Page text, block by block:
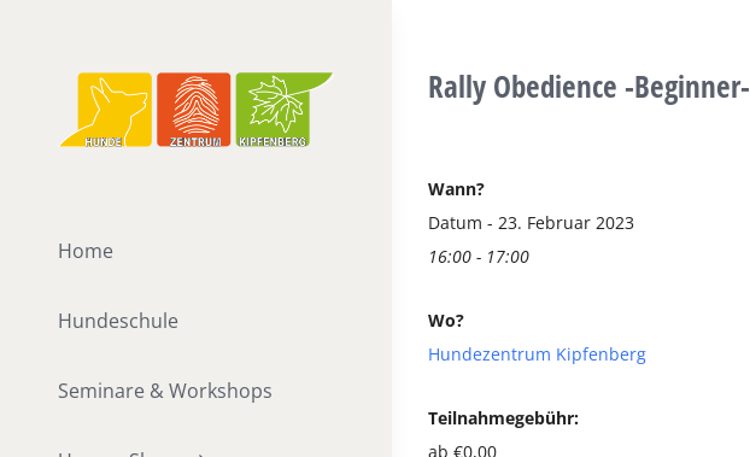
Home
Hundeschule
Seminare & Workshops
Rally Obedience -Beginner-
Wann?
Datum - 23. Februar 2023
16:00 - 17:00
Wo?
Hundezentrum Kipfenberg
Teilnahmegebühr:
ab €0,00